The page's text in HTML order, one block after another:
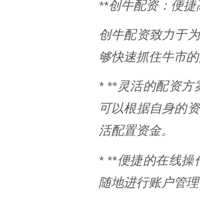
**创牛配资：便
创牛配资致力于
够快速抓住牛市的
* **灵活的配资方
可以根据自身的
活配置资金。
* **便捷的在线操
随地进行账户管